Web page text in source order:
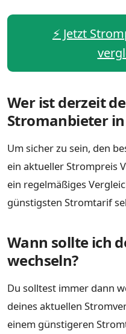
⚡️ Jetzt
Wer ist derzeit
Stromanbieter
Um sicher zu sein, den
ein aktueller Strompreis
ein regelmäßiges
günstigsten Stromtarif
Wann sollte ich
wechseln?
Du solltest immer dann
deines aktuellen
einem günstigeren